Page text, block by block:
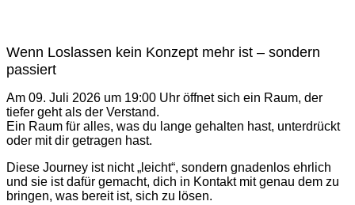
Wenn Loslassen kein Konzept mehr ist – sondern
passiert
Am 09. Juli 2026 um 19:00 Uhr öffnet sich ein Raum, der
tiefer geht als der Verstand.
Ein Raum für alles, was du lange gehalten hast, unterdrückt
oder mit dir getragen hast.
Diese Journey ist nicht „leicht“, sondern gnadenlos ehrlich
und sie ist dafür gemacht, dich in Kontakt mit genau dem zu
bringen, was bereit ist, sich zu lösen.